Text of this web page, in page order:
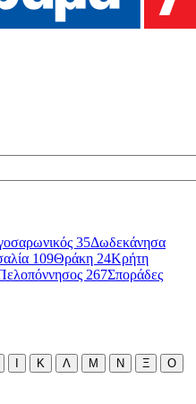
35Δωδεκάνησα
109Θράκη 24Κρήτη
267Σποράδες
Ι Κ Λ Μ Ν Ξ
Ο